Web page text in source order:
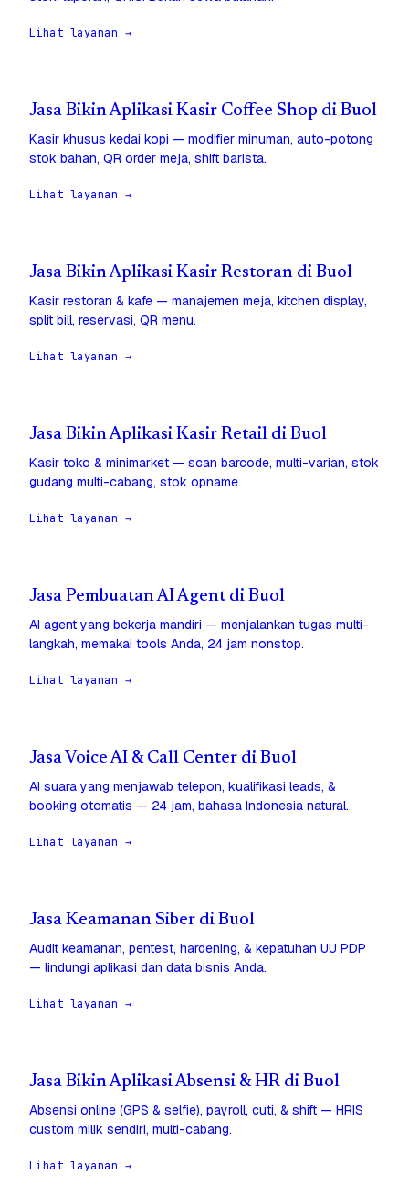
Lihat layanan →
Jasa Bikin Aplikasi Kasir Coffee Shop di Buol
Kasir khusus kedai kopi — modifier minuman, auto-potong
stok bahan, QR order meja, shift barista.
Lihat layanan →
Jasa Bikin Aplikasi Kasir Restoran di Buol
Kasir restoran & kafe — manajemen meja, kitchen display,
split bill, reservasi, QR menu.
Lihat layanan →
Jasa Bikin Aplikasi Kasir Retail di Buol
Kasir toko & minimarket — scan barcode, multi-varian, stok
gudang multi-cabang, stok opname.
Lihat layanan →
Jasa Pembuatan AI Agent di Buol
AI agent yang bekerja mandiri — menjalankan tugas multi-
langkah, memakai tools Anda, 24 jam nonstop.
Lihat layanan →
Jasa Voice AI & Call Center di Buol
AI suara yang menjawab telepon, kualifikasi leads, &
booking otomatis — 24 jam, bahasa Indonesia natural.
Lihat layanan →
Jasa Keamanan Siber di Buol
Audit keamanan, pentest, hardening, & kepatuhan UU PDP
— lindungi aplikasi dan data bisnis Anda.
Lihat layanan →
Jasa Bikin Aplikasi Absensi & HR di Buol
Absensi online (GPS & selfie), payroll, cuti, & shift — HRIS
custom milik sendiri, multi-cabang.
Lihat layanan →